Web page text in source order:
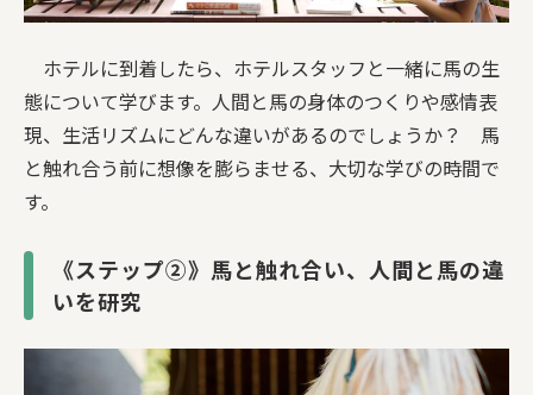
ホテルに到着したら、ホテルスタッフと一緒に馬の生
態について学びます。人間と馬の身体のつくりや感情表
現、生活リズムにどんな違いがあるのでしょうか？ 馬
と触れ合う前に想像を膨らませる、大切な学びの時間で
す。
《ステップ②》馬と触れ合い、人間と馬の違
いを研究